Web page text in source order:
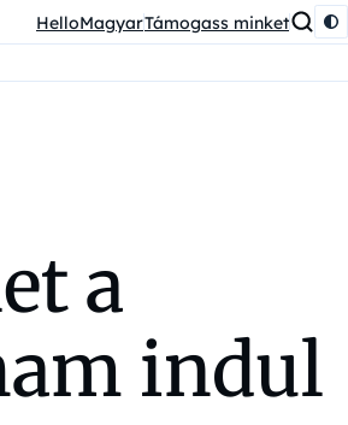
HelloMagyarTámogass minket
a
indul